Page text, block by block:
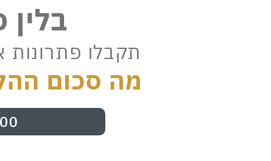
בלין
תקבלו
מה סכום